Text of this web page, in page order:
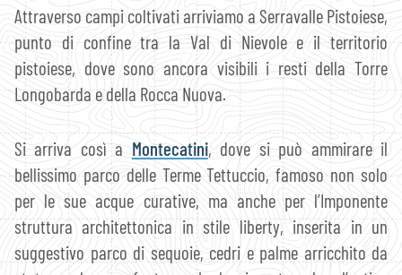
Attraverso campi coltivati arriviamo a Serravalle Pistoiese,
punto di confine tra la Val di Nievole e il territorio
pistoiese, dove sono ancora visibili i resti della Torre
Longobarda e della Rocca Nuova.
Si arriva così a Montecatini, dove si può ammirare il
bellissimo parco delle Terme Tettuccio, famoso non solo
per le sue acque curative, ma anche per l’Imponente
struttura architettonica in stile liberty, inserita in un
suggestivo parco di sequoie, cedri e palme arricchito da